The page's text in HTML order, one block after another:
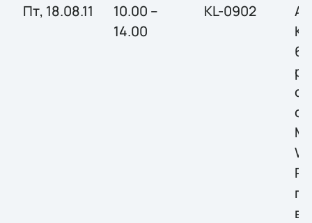
Пт, 18.08.11
10.00 –
14.00
KL-0902
по